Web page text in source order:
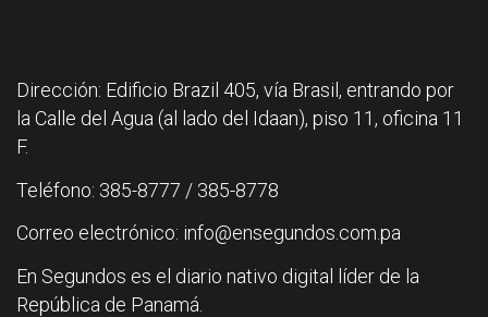
Dirección: Edificio Brazil 405, vía Brasil, entrando por
la Calle del Agua (al lado del Idaan), piso 11, oficina 11
F.
Teléfono: 385-8777 / 385-8778
Correo electrónico: info@ensegundos.com.pa
En Segundos es el diario nativo digital líder de la
República de Panamá.